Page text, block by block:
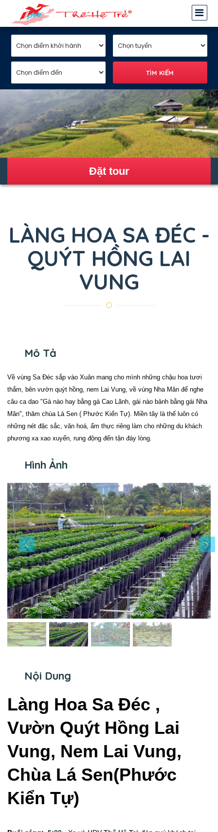
Đặt tour
LÀNG HOA SA ĐÉC -
QUÝT HỒNG LAI
VUNG
Mô Tả
Về vùng Sa Đéc sắp vào Xuân mang cho mình những chậu hoa tươi
thắm, bên vườn quýt hồng, nem Lai Vung, về vùng Nha Mân để nghe
câu ca dao "Gà nào hay bằng gà Cao Lãnh, gái nào bảnh bằng gái Nha
Mân", thăm chùa Lá Sen ( Phước Kiển Tự). Miền tây là thế luôn có
những nét đặc sắc, văn hoá, ẩm thực riêng làm cho những du khách
phương xa xao xuyến, rung động đến tận đáy lòng.
Hình Ảnh
Nội Dung
Làng Hoa Sa Đéc ,
Vườn Quýt Hồng Lai
Vung, Nem Lai Vung,
Chùa Lá Sen(Phước
Kiển Tự)